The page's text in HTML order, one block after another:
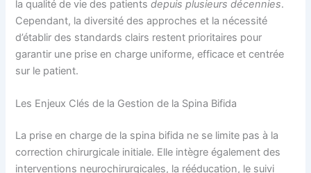
la qualité de vie des patientsdepuis plusieurs décennies.
Cependant, la diversité des approches et la nécessité
d’établir des standards clairs restent prioritaires pour
garantir une prise en charge uniforme, efficace et centrée
sur le patient.
Les Enjeux Clés de la Gestion de la Spina Bifida
La prise en charge de la spina bifida ne se limite pas à la
correction chirurgicale initiale. Elle intègre également des
interventions neurochirurgicales, la rééducation, le suivi